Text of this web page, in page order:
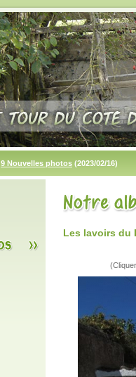
9 Nouvelles photos (2023/02/16)
Les lavoirs du